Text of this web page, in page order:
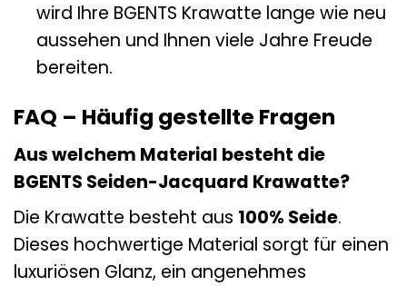
wird Ihre BGENTS Krawatte lange wie neu
aussehen und Ihnen viele Jahre Freude
bereiten.
FAQ – Häufig gestellte Fragen
Aus welchem Material besteht die
BGENTS Seiden-Jacquard Krawatte?
Die Krawatte besteht aus 100% Seide.
Dieses hochwertige Material sorgt für einen
luxuriösen Glanz, ein angenehmes